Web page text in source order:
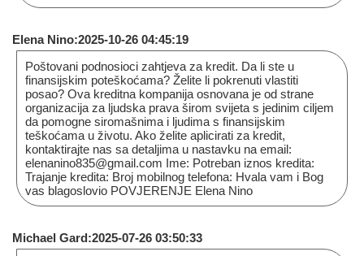
Elena Nino:2025-10-26 04:45:19
Poštovani podnosioci zahtjeva za kredit. Da li ste u
finansijskim poteškoćama? Želite li pokrenuti vlastiti
posao? Ova kreditna kompanija osnovana je od strane
organizacija za ljudska prava širom svijeta s jedinim ciljem
da pomogne siromašnima i ljudima s finansijskim
teškoćama u životu. Ako želite aplicirati za kredit,
kontaktirajte nas sa detaljima u nastavku na email:
elenanino835@gmail.com Ime: Potreban iznos kredita:
Trajanje kredita: Broj mobilnog telefona: Hvala vam i Bog
vas blagoslovio POVJERENJE Elena Nino
Michael Gard:2025-07-26 03:50:33